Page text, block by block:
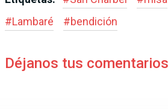
#Lambaré #bendición
Déjanos tus